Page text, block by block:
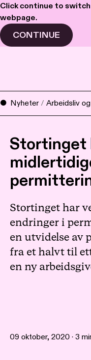
Click continue to
webpage.
CONTINUE
Haavind
Nyheter / Arbeidsliv
Stortinget
Stortinget har
endringer i
en utvidelse av
fra et halvt til
en ny
09 oktober, 2020 · 3